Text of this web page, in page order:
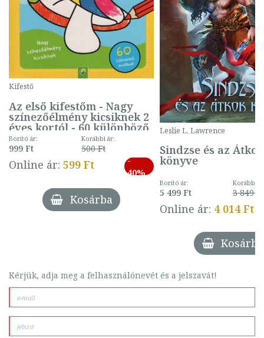
Kifestő
Az első kifestőm - Nagy
színezőélmény kicsiknek 2
éves kortól - 60 különböző
mintával (gombás)
Borító ár:
999 Ft
Korábbi ár:
500 Ft
Online ár: 599 Ft
-
40%
Kosárba
Leslie L. Lawrence
Sindzse és az Átkok
könyve
Borító ár:
5 499 Ft
Korábbi
3 849 Ft
Online ár: 4 014 Ft
Kosárba
Kérjük, adja meg a felhasználónevét és a jelszavát!